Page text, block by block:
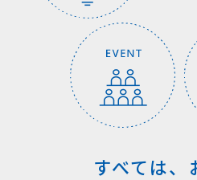
すべては、